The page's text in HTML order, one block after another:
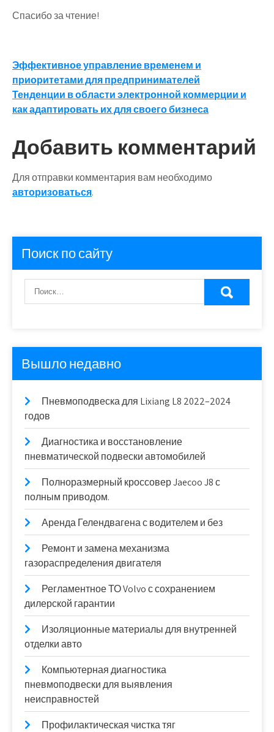
Спасибо за чтение!
Навигация
по
записям
Эффективное управление временем и
приоритетами для предпринимателей
Тенденции в области электронной коммерции и
как адаптировать их для своего бизнеса
Добавить комментарий
Для отправки комментария вам необходимо
авторизоваться.
Поиск по сайту
Вышло недавно
Пневмоподвеска для Lixiang L8 2022–2024
годов
Диагностика и восстановление
пневматической подвески автомобилей
Полноразмерный кроссовер Jaecoo J8 с
полным приводом.
Аренда Гелендвагена с водителем и без
Ремонт и замена механизма
газораспределения двигателя
Регламентное ТО Volvo с сохранением
дилерской гарантии
Изоляционные материалы для внутренней
отделки авто
Компьютерная диагностика
пневмоподвески для выявления
неисправностей
Профилактическая чистка тяг